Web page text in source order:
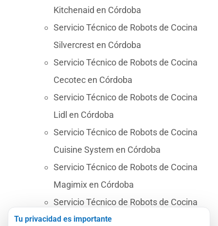
Kitchenaid en Córdoba
Servicio Técnico de Robots de Cocina
Silvercrest en Córdoba
Servicio Técnico de Robots de Cocina
Cecotec en Córdoba
Servicio Técnico de Robots de Cocina
Lidl en Córdoba
Servicio Técnico de Robots de Cocina
Cuisine System en Córdoba
Servicio Técnico de Robots de Cocina
Magimix en Córdoba
Servicio Técnico de Robots de Cocina
Cook Expert en Córdoba
Tu privacidad es importante